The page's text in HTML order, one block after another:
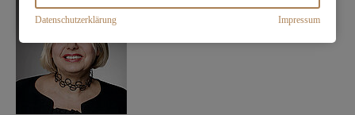
Datenschutzerklärung Impressum